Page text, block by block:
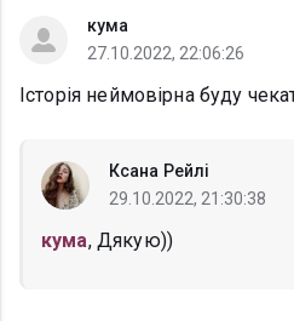
кума
27.10.2022, 22:06:26
Історія неймовірна буду
Ксана Рейлі
29.10.2022, 21:30:38
кума, Дякую))